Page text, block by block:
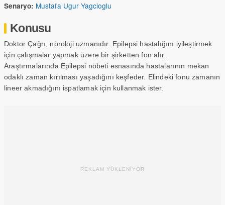
Senaryo: Mustafa Ugur Yagcioglu
Konusu
Doktor Çağrı, nöroloji uzmanıdır. Epilepsi hastalığını iyileştirmek
için çalışmalar yapmak üzere bir şirketten fon alır.
Araştırmalarında Epilepsi nöbeti esnasında hastalarının mekan
odaklı zaman kırılması yaşadığını keşfeder. Elindeki fonu zamanın
lineer akmadığını ispatlamak için kullanmak ister.
REKLAM YÜKLENİYOR